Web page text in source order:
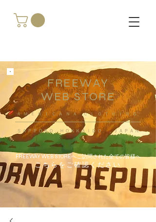
FREEWAY
WEB STORE
​ＡＭＥＲＩＣＡＮＡ ＣＬＯＴＨＩＮＧ
ＳＡＰＰＯＲＯ ＨＯＫＫＡＩＤＯ ，ＪＡＰＡＮ
FREEWAY WEB STOREへご訪問された全ての皆様へ
こちらをご確認ください